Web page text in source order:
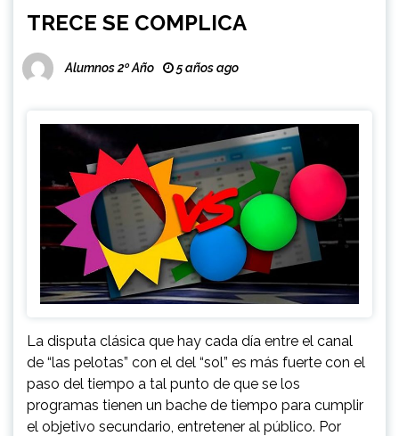
TRECE SE COMPLICA
Alumnos 2º Año 5 años ago
La disputa clásica que hay cada día entre el canal
de “las pelotas” con el del “sol” es más fuerte con el
paso del tiempo a tal punto de que se los
programas tienen un bache de tiempo para cumplir
el objetivo secundario, entretener al público. Por